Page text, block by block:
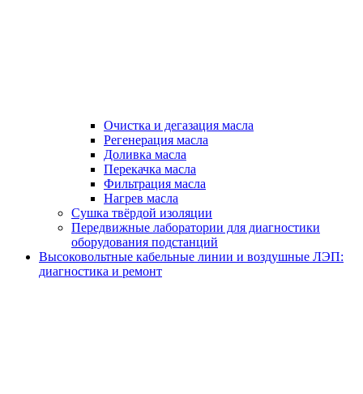
Очистка и дегазация масла
Регенерация масла
Доливка масла
Перекачка масла
Фильтрация масла
Нагрев масла
Сушка твёрдой изоляции
Передвижные лаборатории для диагностики
оборудования подстанций
Высоковольтные кабельные линии и воздушные ЛЭП:
диагностика и ремонт